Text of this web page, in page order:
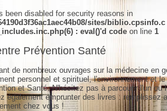
been disabled for security reasons in
sites/biblio.cpsinfo.c
: eval()'d code on line 1
Prévention Santé
de nombreux ouvrages sur la médecine en
personnel et spirituel, l'environnement et
et Santé. N'hésitez pas à parcourir l'un
également emprunter des livres : remplissez
chez vous !